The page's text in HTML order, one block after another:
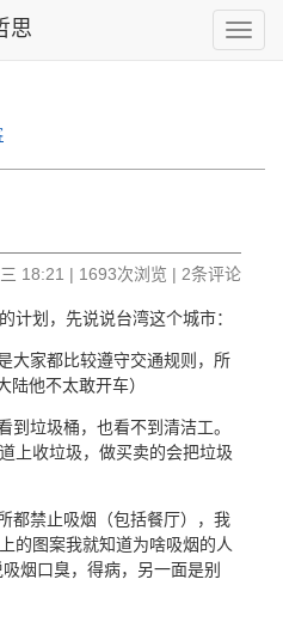
Toggle
思
18:21 | 1693次浏览 | 2条评论
计划，先说说台湾这个城市：
大家都比较遵守交通规则，所
陆他不太敢开车）
到垃圾桶，也看不到清洁工。
上收垃圾，做买卖的会把垃圾
都禁止吸烟（包括餐厅），我
的图案我就知道为啥吸烟的人
烟口臭，得病，另一面是别